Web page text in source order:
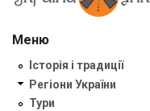
Меню
Історія і традиції
Регіони України
Тури